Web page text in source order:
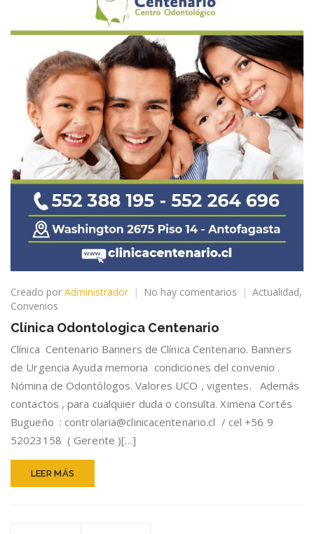
Creado por Administrador No hay comentarios
en Actualidad,
Convenios
Clínica Odontologica Centenario
Clínica Centenario Banners de Clínica Centenario. Banners
de Urgencia Ayuda memoria condiciones del convenio .
Nómina de Odontólogos. Valores UCO , vigentes. Además
contactos , para cualquier duda o consulta. Ximena Cortés
Bugueño : controlaria@clinicacentenario.cl / cel +56 9
52023158 ( Gerente )[…]
LEER MÁS